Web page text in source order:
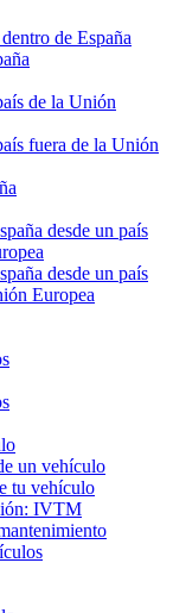
de España
de la Unión
fuera de la Unión
desde un país
desde un país
Europea
un vehículo
tu vehículo
IVTM